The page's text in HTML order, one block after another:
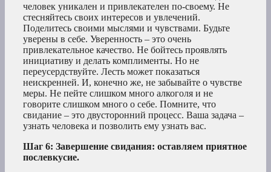
человек уникален и привлекателен по-своему. Не
стесняйтесь своих интересов и увлечений.
Поделитесь своими мыслями и чувствами. Будьте
уверены в себе. Уверенность – это очень
привлекательное качество. Не бойтесь проявлять
инициативу и делать комплименты. Но не
переусердствуйте. Лесть может показаться
неискренней. И, конечно же, не забывайте о чувстве
меры. Не пейте слишком много алкоголя и не
говорите слишком много о себе. Помните, что
свидание – это двусторонний процесс. Ваша задача –
узнать человека и позволить ему узнать вас.
Шаг 6: Завершение свидания: оставляем приятное
послевкусие.